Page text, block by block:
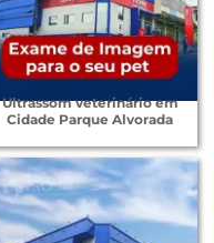
Ultrassom veterinário em
Cidade Parque Alvorada